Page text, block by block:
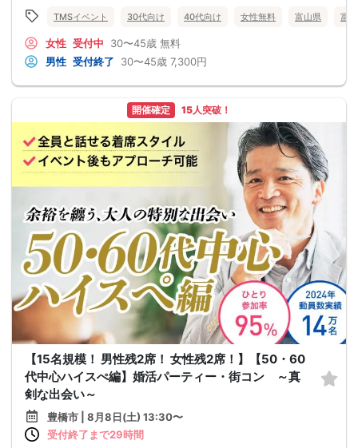
TMSイベント 30代向け 40代向け 女性無料 富山県 富
女性 受付中 30〜45歳 無料
男性 受付終了 30〜45歳 7,300円
開催確定 15人突破！
【15名規模！ 男性残2席！ 女性残2席！】【50・60
代中心ハイスぺ編】婚活パーティー・街コン ～真
剣な出会い～
豊橋市 | 8月8日(土) 13:30〜
受付終了まで29時間